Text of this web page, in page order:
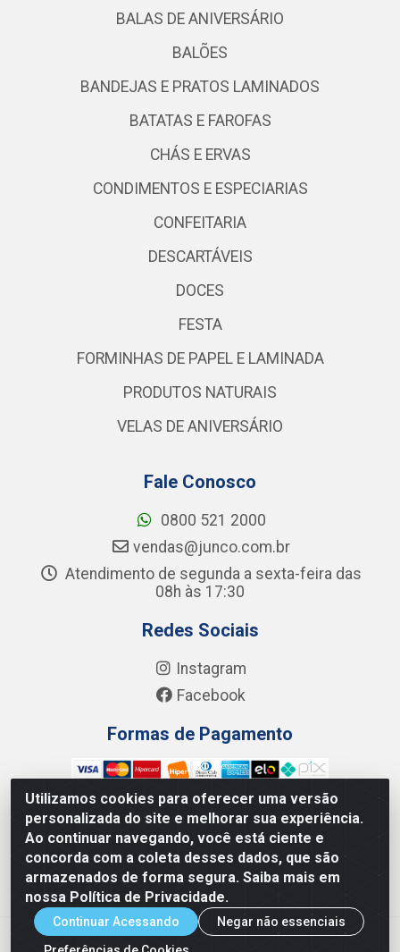
Utilizamos cookies para oferecer uma versão
personalizada do site e melhorar sua experiência.
Ao continuar navegando, você está ciente e
concorda com a coleta desses dados, que são
armazenados de forma segura. Saiba mais em
nossa Política de Privacidade.
Continuar Acessando
Negar não essenciais
BALAS DE ANIVERSÁRIO
BALÕES
BANDEJAS E PRATOS LAMINADOS
BATATAS E FAROFAS
CHÁS E ERVAS
CONDIMENTOS E ESPECIARIAS
CONFEITARIA
DESCARTÁVEIS
DOCES
FESTA
FORMINHAS DE PAPEL E LAMINADA
PRODUTOS NATURAIS
VELAS DE ANIVERSÁRIO
Fale Conosco
0800 521 2000
vendas@junco.com.br
Atendimento de segunda a sexta-feira das
08h às 17:30
Redes Sociais
Instagram
Facebook
Formas de Pagamento
Junco Industria e Comercio Ltda - R. Lineu Anterino
Mariano, 505 - Distrito Industrial, Uberlândia - MG CEP
38.402-346 - CNPJ: 66.312.653/0001-14